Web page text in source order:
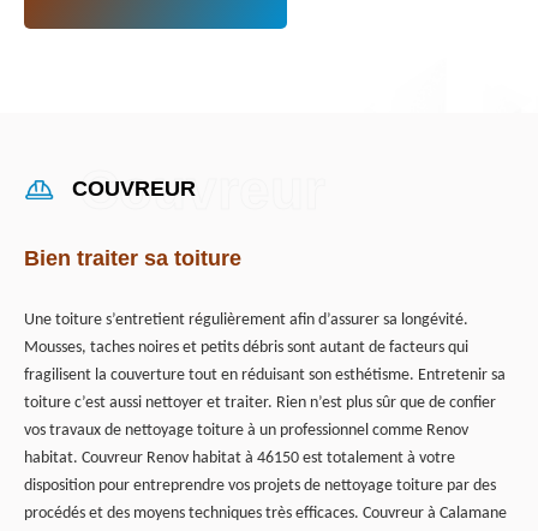
COUVREUR
Bien traiter sa toiture
Une toiture s’entretient régulièrement afin d’assurer sa longévité.
Mousses, taches noires et petits débris sont autant de facteurs qui
fragilisent la couverture tout en réduisant son esthétisme. Entretenir sa
toiture c’est aussi nettoyer et traiter. Rien n’est plus sûr que de confier
vos travaux de nettoyage toiture à un professionnel comme Renov
habitat. Couvreur Renov habitat à 46150 est totalement à votre
disposition pour entreprendre vos projets de nettoyage toiture par des
procédés et des moyens techniques très efficaces. Couvreur à Calamane